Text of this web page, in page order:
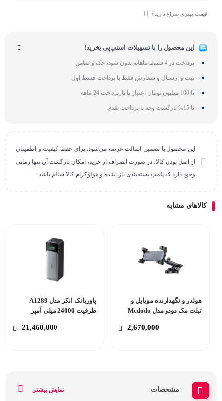
قیمت بهتری سراغ دارید؟
این محصول را با تسهیلات اسنپ‌پی بخرید!
پرداخت در 4 قسط ماهانه بدون سود، چک و ضامن
ثبت و ارسـال و سفارش فقط با پرداخت قسط اول
تا 100 میلیون تومان اعتبار با بازپرداخت 24 ماهه
تا 15% بازگشت وجه با پرداخت نقدی
این محصول با تضمین اصالت عرضه می‌شود. برای حفظ کیفیت و اطمینان
از اصل بودن کالا، در صورت انصراف از خرید، امکان بازگشت آن تنها زمانی
وجود دارد که پلمپ بسته‌بندی باز نشده و هولوگرام کالا سالم باشد.
کالاهای مشابه
هولدر و نگهدارنده موبایل و
تبلت مک دودو مدل Mcdodo
2,670,000
پاوربانک انکر مدل A1289
ظرفیت 24000 میلی آمپر
21,460,000
مشخصات نمایش بیشتر